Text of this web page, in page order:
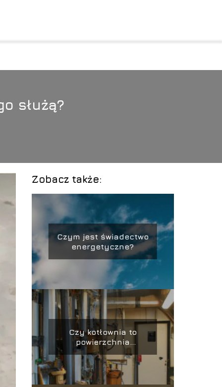
służą?
Zobacz także:
Czym jest świadectwo
energetyczne?
Czy kotłownia to
powierzchnia
użytkowa?